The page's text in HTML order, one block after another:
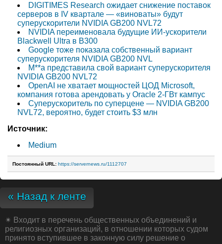
DIGITIMES Research ожидает снижение поставок
серверов в IV квартале — «виноваты» будут
суперускорители NVIDIA GB200 NVL72
NVIDIA переименовала будущие ИИ-ускорители
Blackwell Ultra в B300
Google тоже показала собственный вариант
суперускорителя NVIDIA GB200 NVL
M**a представила свой вариант суперускорителя
NVIDIA GB200 NVL72
OpenAI не хватает мощностей ЦОД Microsoft,
компания готова арендовать у Oracle 2-ГВт кампус
Суперускоритель по суперцене — NVIDIA GB200
NVL72, вероятно, будет стоить $3 млн
Источник:
Medium
Постоянный URL: https://servernews.ru/1112707
« Назад к ленте
✴ Входит в перечень общественных объединений и
религиозных организаций, в отношении которых судом
принято вступившее в законную силу решение о